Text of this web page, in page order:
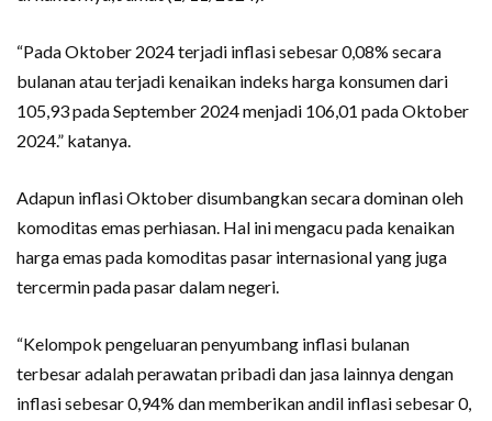
“Pada Oktober 2024 terjadi inflasi sebesar 0,08% secara
bulanan atau terjadi kenaikan indeks harga konsumen dari
105,93 pada September 2024 menjadi 106,01 pada Oktober
2024.” katanya.
Adapun inflasi Oktober disumbangkan secara dominan oleh
komoditas emas perhiasan. Hal ini mengacu pada kenaikan
harga emas pada komoditas pasar internasional yang juga
tercermin pada pasar dalam negeri.
“Kelompok pengeluaran penyumbang inflasi bulanan
terbesar adalah perawatan pribadi dan jasa lainnya dengan
inflasi sebesar 0,94% dan memberikan andil inflasi sebesar 0,